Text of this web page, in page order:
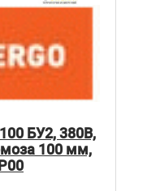
БУ2, 380В,
100 мм,